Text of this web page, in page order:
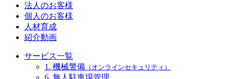
法人のお客様
個人のお客様
人材育成
紹介動画
サービス一覧
1. 機械警備 （オンラインセキュリティ）
6. 無人駐車場管理